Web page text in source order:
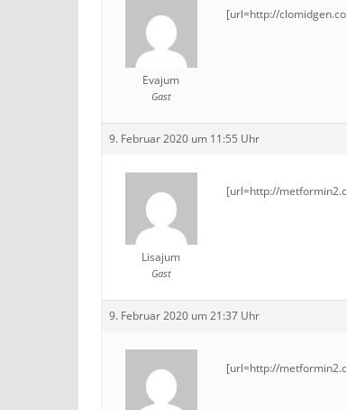
Evajum
Gast
[url=http://
9. Februar 2020 um 11:55 Uhr
Lisajum
Gast
[url=http://
9. Februar 2020 um 21:37 Uhr
[url=http://